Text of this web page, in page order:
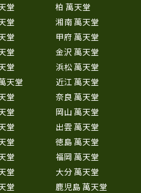
堂
柏 萬天堂
堂
湘南 萬天堂
堂
甲府 萬天堂
堂
金沢 萬天堂
堂
浜松 萬天堂
天堂
近江 萬天堂
堂
奈良 萬天堂
堂
岡山 萬天堂
堂
出雲 萬天堂
堂
徳島 萬天堂
堂
福岡 萬天堂
堂
大分 萬天堂
堂
鹿児島 萬天堂